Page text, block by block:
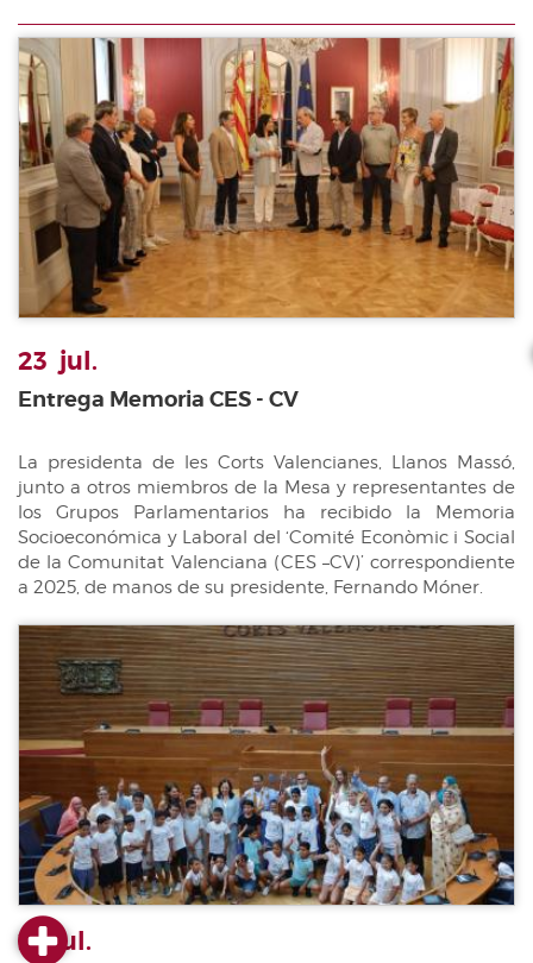
23 jul.
Entrega Memoria CES - CV
La presidenta de les Corts Valencianes, Llanos Massó,
junto a otros miembros de la Mesa y representantes de
los Grupos Parlamentarios ha recibido la Memoria
Socioeconómica y Laboral del ‘Comité Econòmic i Social
de la Comunitat Valenciana (CES –CV)’ correspondiente
a 2025, de manos de su presidente, Fernando Móner.
23 jul.